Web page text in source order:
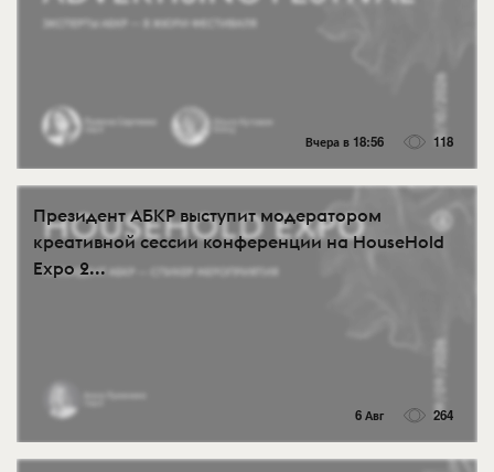
Вчера в 18:56 118
Президент АБКР выступит модератором
креативной сессии конференции на HouseHold
Expo 2...
6 Авг 264